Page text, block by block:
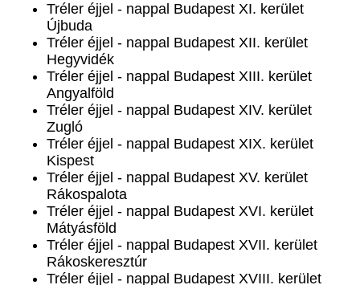
Tréler éjjel - nappal Budapest XI. kerület
Újbuda
Tréler éjjel - nappal Budapest XII. kerület
Hegyvidék
Tréler éjjel - nappal Budapest XIII. kerület
Angyalföld
Tréler éjjel - nappal Budapest XIV. kerület
Zugló
Tréler éjjel - nappal Budapest XIX. kerület
Kispest
Tréler éjjel - nappal Budapest XV. kerület
Rákospalota
Tréler éjjel - nappal Budapest XVI. kerület
Mátyásföld
Tréler éjjel - nappal Budapest XVII. kerület
Rákoskeresztúr
Tréler éjjel - nappal Budapest XVIII. kerület